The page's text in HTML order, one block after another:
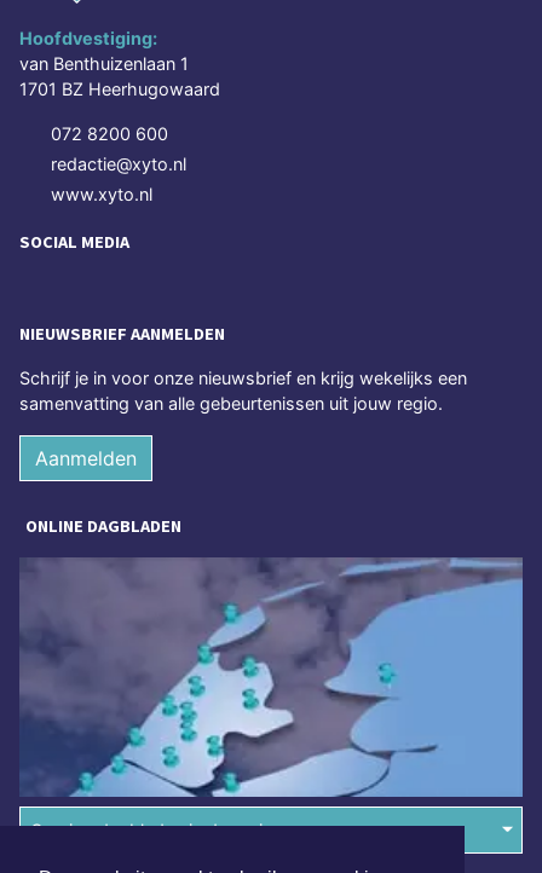
Hoofdvestiging:
van Benthuizenlaan 1
1701 BZ Heerhugowaard
072 8200 600
redactie@xyto.nl
www.xyto.nl
SOCIAL MEDIA
NIEUWSBRIEF AANMELDEN
Schrijf je in voor onze nieuwsbrief en krijg wekelijks een
samenvatting van alle gebeurtenissen uit jouw regio.
Aanmelden
ONLINE DAGBLADEN
Overige dagbladen in de regio